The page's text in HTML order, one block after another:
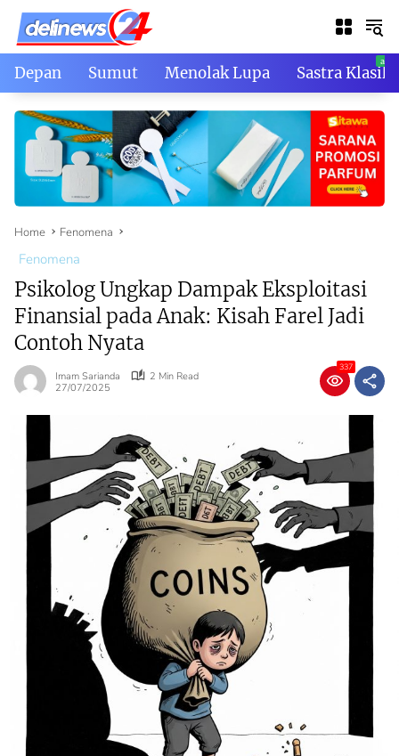
Skip
content
Depan Sumut Menolak Lupa Sastra Klasik
Home Fenomena
Fenomena
Psikolog Ungkap Dampak Eksploitasi
Finansial pada Anak: Kisah Farel Jadi
Contoh Nyata
Imam Sarianda
2 Min Read
27/07/2025
337